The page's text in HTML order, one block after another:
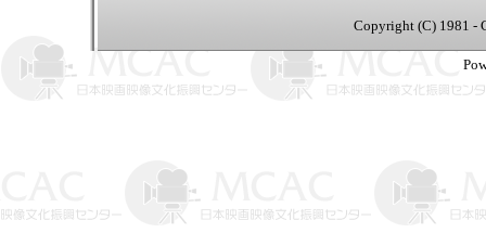
Copyright (C) 1981 -